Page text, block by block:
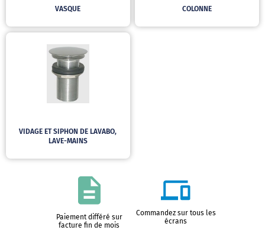
VASQUE COLONNE
VIDAGE ET SIPHON DE LAVABO,
LAVE-MAINS
Paiement différé sur
facture fin de mois
Commandez sur tous les
écrans